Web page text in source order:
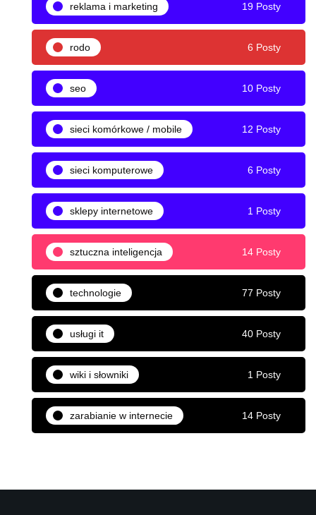
reklama i marketing 19 Posty
rodo 6 Posty
seo 10 Posty
sieci komórkowe / mobile 12 Posty
sieci komputerowe 6 Posty
sklepy internetowe 1 Posty
sztuczna inteligencja 14 Posty
technologie 77 Posty
usługi it 40 Posty
wiki i słowniki 1 Posty
zarabianie w internecie 14 Posty